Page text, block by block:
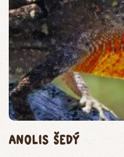
anolis šedý